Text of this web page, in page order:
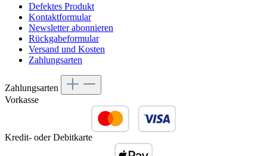
Defektes Produkt
Kontaktformular
Newsletter abonnieren
Rückgabeformular
Versand und Kosten
Zahlungsarten
Zahlungsarten
Vorkasse
Kredit- oder Debitkarte